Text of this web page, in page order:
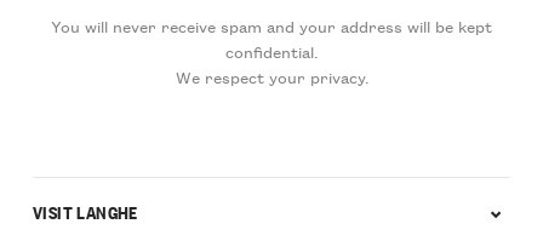
You will never receive spam and your address will be kept
confidential.
We respect your privacy.
VISIT LANGHE